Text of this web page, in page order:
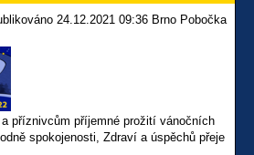
24.12.2021 09:36 Brno Pobočka
příznivcům příjemné prožití vánočních
spokojenosti, Zdraví a úspěchů přeje